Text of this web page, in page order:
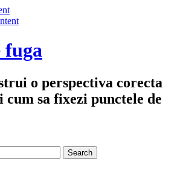
fuga
o perspectiva corecta
cum sa fixezi punctele de